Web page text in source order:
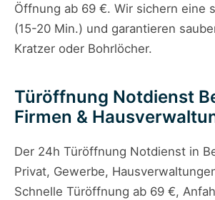
Öffnung ab 69 €. Wir sichern eine
(15-20 Min.) und garantieren
Kratzer oder Bohrlöcher.
Türöffnung Notdienst
Firmen &
Der 24h Türöffnung Notdienst in
Privat, Gewerbe,
Schnelle Türöffnung ab 69 €,